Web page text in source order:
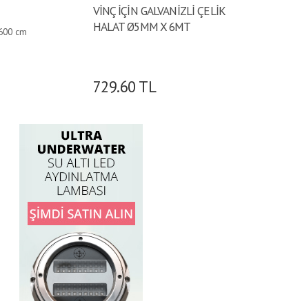
cm
VİNÇ İÇİN GALVANİZLİ ÇELİK
HALAT Ø5MM X 6MT
729.60 TL